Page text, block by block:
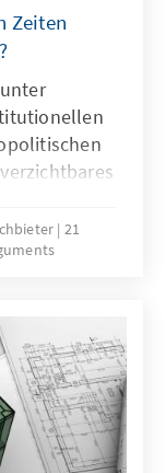
Zeiten
die OECD
stärkt und
21